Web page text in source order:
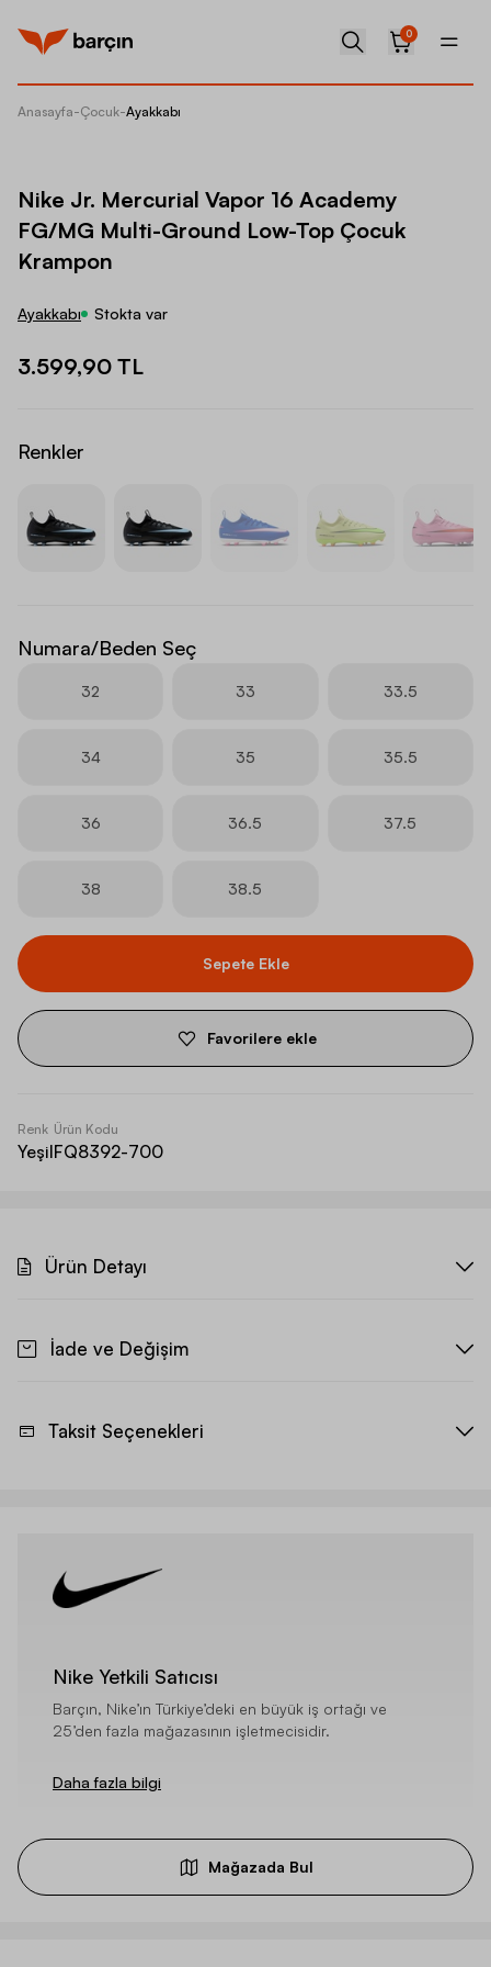
0
Anasayfa-Çocuk-Ayakkabı
Nike Jr. Mercurial Vapor 16 Academy
FG/MG Multi-Ground Low-Top Çocuk
Krampon
Ayakkabı Stokta var
3.599,90 TL
Renkler
Numara/Beden Seç
32 33 33.5
34 35 35.5
36 36.5 37.5
38 38.5
Sepete Ekle
Favorilere ekle
Renk
Yeşil
Ürün Kodu
FQ8392-700
Ürün Detayı
İade ve Değişim
Taksit Seçenekleri
Nike Yetkili Satıcısı
Barçın, Nike’ın Türkiye’deki en büyük iş ortağı ve
25’den fazla mağazasının işletmecisidir.
Daha fazla bilgi
Mağazada Bul